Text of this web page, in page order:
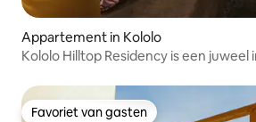
Appartement in Kololo
Kololo Hilltop Residency is een juweel
Favoriet van gasten